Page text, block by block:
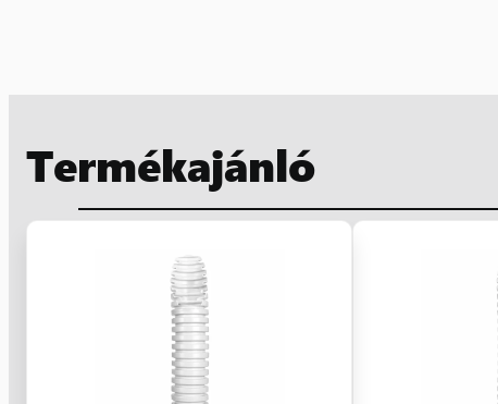
Termékajánló